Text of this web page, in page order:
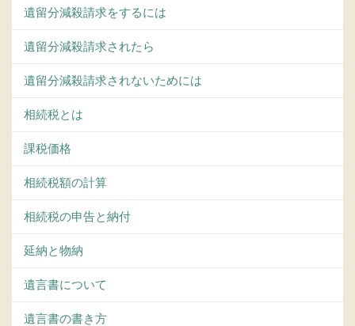
遺留分減殺請求をするには
遺留分減殺請求されたら
遺留分減殺請求されないためには
相続税とは
課税価格
相続税額の計算
相続税の申告と納付
延納と物納
遺言書について
遺言書の書き方